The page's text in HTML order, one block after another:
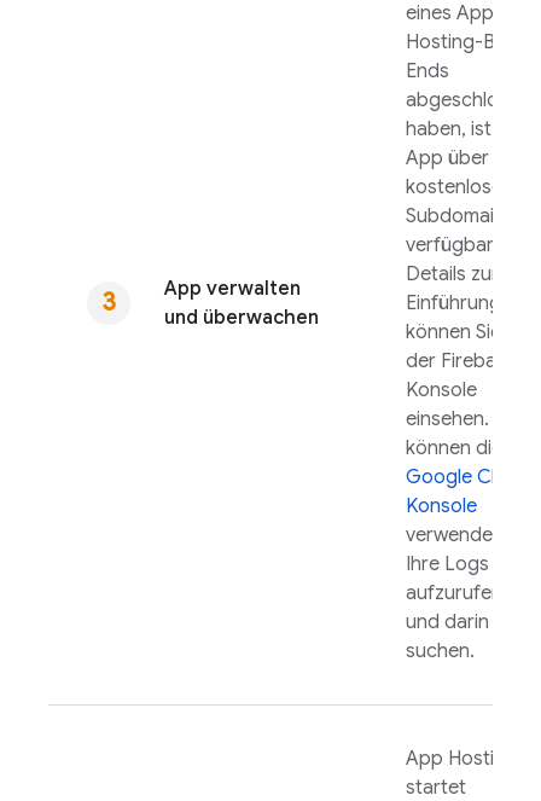
App verwalten
und überwachen
eines App
Hosting-Back-
Ends
abgeschlossen
haben, ist Ihre
App über die
kostenlose
Subdomain
verfügbar.
Details zur
Einführung
können Sie in
der Firebase
Konsole
einsehen. Sie
können die
Google Cloud
Konsole
verwenden, um
Ihre Logs
aufzurufen
und darin zu
suchen.
App Hosting
startet